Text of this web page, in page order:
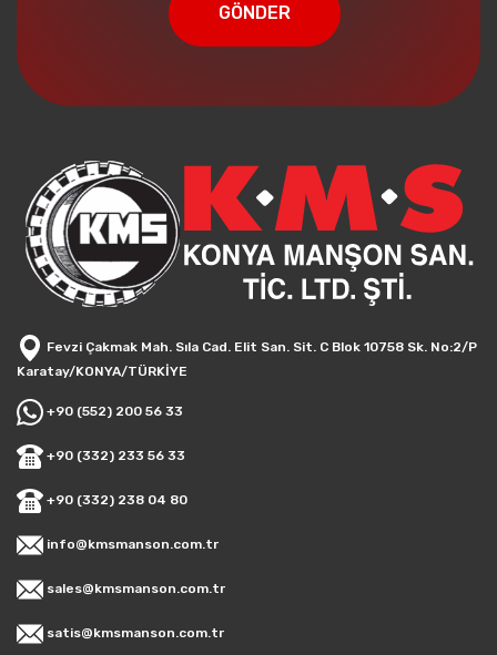
GÖNDER
Fevzi Çakmak Mah. Sıla Cad. Elit San. Sit. C Blok 10758 Sk. No:2/P
Karatay/KONYA/TÜRKİYE
+90 (552) 200 56 33
+90 (332) 233 56 33
+90 (332) 238 04 80
info@kmsmanson.com.tr
sales@kmsmanson.com.tr
satis@kmsmanson.com.tr